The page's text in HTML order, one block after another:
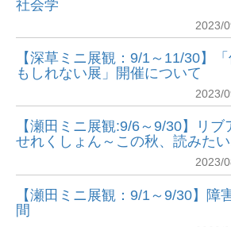
社会学
2023/
【深草ミニ展観：9/1～11/30】
もしれない展」開催について
2023/
【瀬田ミニ展観:9/6～9/30】リ
せれくしょん～この秋、読みたい
2023/
【瀬田ミニ展観：9/1～9/30】障
間